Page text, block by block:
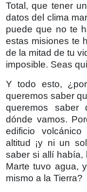
Total, que tener
datos del clima
puede que no te
estas misiones te
de la mitad de tu
imposible. Seas
Y todo esto,
queremos saber
queremos
dónde vamos.
edificio
altitud ¡y ni un
saber si allí había,
Marte tuvo agua,
mismo a la Tierra?